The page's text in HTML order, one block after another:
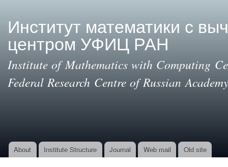
Институт математики с
центром УФИЦ РАН
Institute of Mathematics with Computing
Federal Research Centre of Russian
Main menu
About Institute Structure Journal Web mail Old site